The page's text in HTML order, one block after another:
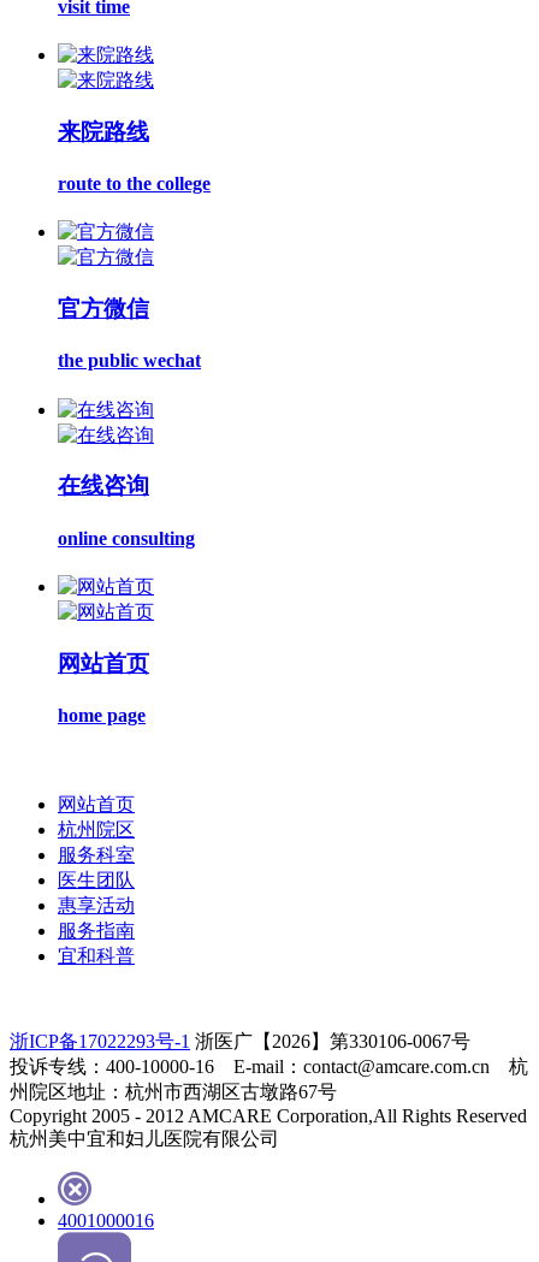
visit time
来院路线
route to the college
官方微信
the public wechat
在线咨询
online consulting
网站首页
home page
网站首页
杭州院区
服务科室
医生团队
惠享活动
服务指南
宜和科普
浙ICP备17022293号-1 浙医广【2026】第330106-0067号
投诉专线：400-10000-16 E-mail：contact@amcare.com.cn 杭
州院区地址：杭州市西湖区古墩路67号
Copyright 2005 - 2012 AMCARE Corporation,All Rights Reserved
杭州美中宜和妇儿医院有限公司
4001000016